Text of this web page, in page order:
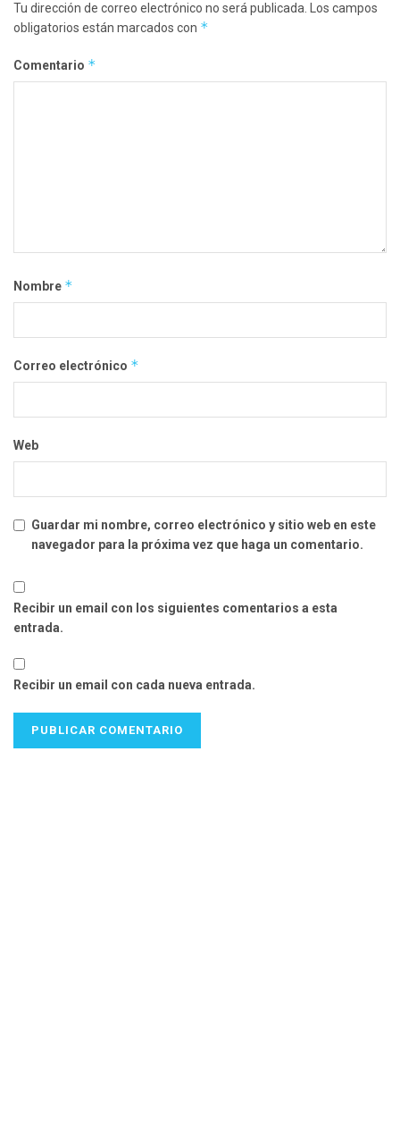
Tu dirección de correo electrónico no será publicada. Los campos
obligatorios están marcados con *
Comentario *
Nombre *
Correo electrónico *
Web
Guardar mi nombre, correo electrónico y sitio web en este
navegador para la próxima vez que haga un comentario.
Recibir un email con los siguientes comentarios a esta
entrada.
Recibir un email con cada nueva entrada.